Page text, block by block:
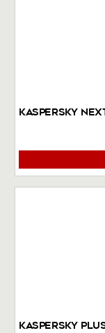
Kaspersky
Kaspersky